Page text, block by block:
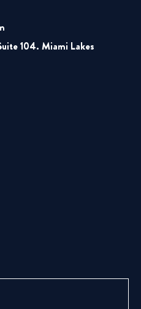
104. Miami Lakes